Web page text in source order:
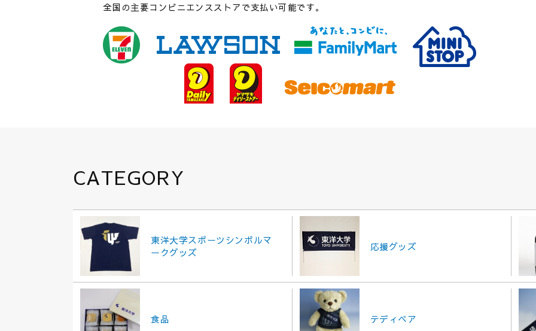
全国の主要コンビニエンスストアで支払い可能です。
CATEGORY
東洋大学スポーツシンボルマ
ークグッズ
応援グッズ
食品 テディベア